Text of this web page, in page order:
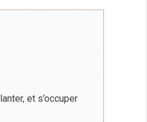
et s’occuper